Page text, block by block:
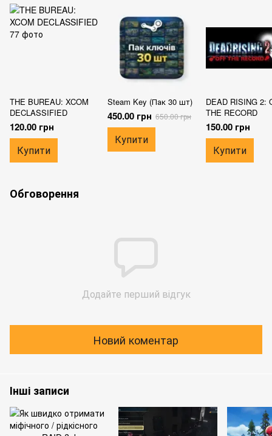
THE BUREAU: XCOM
DECLASSIFIED
120.00 грн
Купити
Steam Key (Пак 30 шт)
450.00 грн 650.00 грн
Купити
DEAD RISING 2:
THE RECORD
150.00 грн
Купити
Обговорення
Додайте перший відгук
Новий коментар
Інші записи